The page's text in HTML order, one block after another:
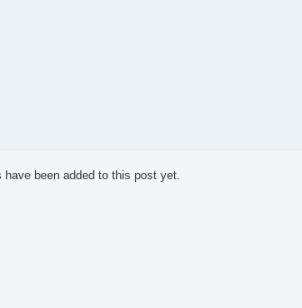
have been added to this post yet.